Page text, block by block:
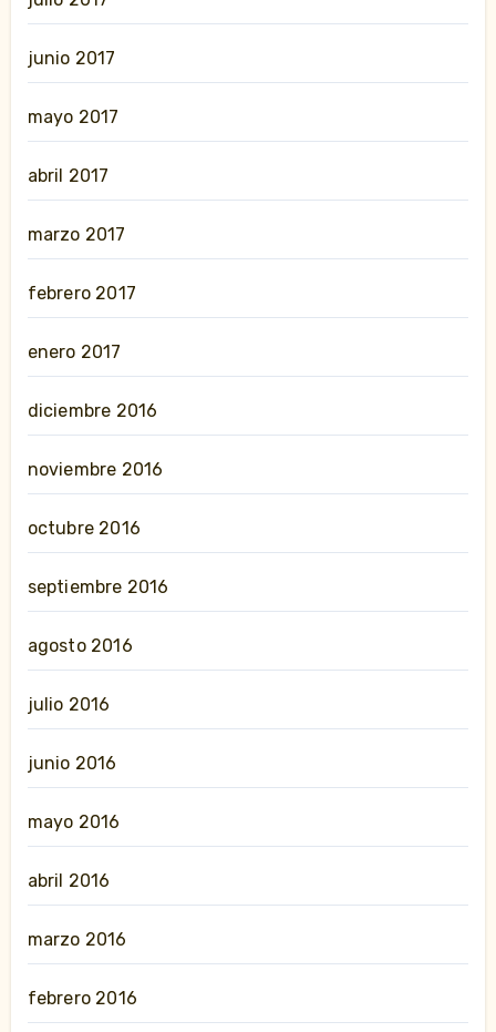
junio 2017
mayo 2017
abril 2017
marzo 2017
febrero 2017
enero 2017
diciembre 2016
noviembre 2016
octubre 2016
septiembre 2016
agosto 2016
julio 2016
junio 2016
mayo 2016
abril 2016
marzo 2016
febrero 2016